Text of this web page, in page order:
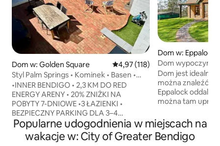
Dom w: Golden Square Średnia ocena: 4,97 na 5, liczba
4,97 (118)
Styl Palm Springs • Kominek • Basen •
Bezpieczny parking
•INNER BENDIGO • 2,3 KM DO RED
ENERGY ARENY • 20% ZNIŻKI NA
POBYTY 7-DNIOWE •3 ŁAZIENKI •
BEZPIECZNY PARKING DLA 3–4
SAMOCHODÓW Duży dom w stylu
kalifornijskim z barowym salonem
w stylu retro, 4 przestrzeniami
Dom w: Eppalock
Dom
Dom jest idealnie
można znaleźć wiele
Eppalock
można tam
znajduje się 15
doskonałym
wyścigów drag
Popularne udogodnienia w miejscach na
wakacje w: City of Greater Bendigo